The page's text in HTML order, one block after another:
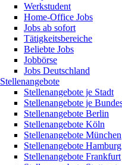
Werkstudent
Home-Office Jobs
Jobs ab sofort
Tätigkeitsbereiche
Beliebte Jobs
Jobbörse
Jobs Deutschland
Stellenangebote
Stellenangebote je Stadt
Stellenangebote je
Stellenangebote Berlin
Stellenangebote Köln
Stellenangebote München
Stellenangebote Hamburg
Stellenangebote Frankfurt